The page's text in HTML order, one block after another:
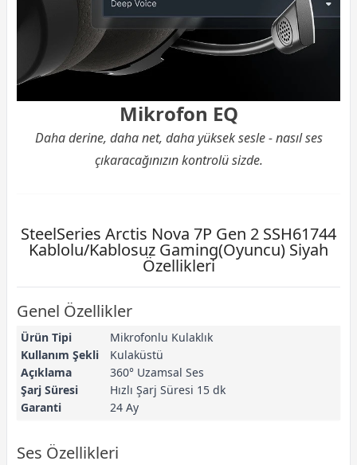
Mikrofon EQ
Daha derine, daha net, daha yüksek sesle - nasıl ses
çıkaracağınızın kontrolü sizde.
SteelSeries Arctis Nova 7P Gen 2 SSH61744
Kablolu/Kablosuz Gaming(Oyuncu) Siyah
Özellikleri
Genel Özellikler
Ürün Tipi
Mikrofonlu Kulaklık
Kullanım Şekli
Kulaküstü
Açıklama
360° Uzamsal Ses
Şarj Süresi
Hızlı Şarj Süresi 15 dk
Garanti
24 Ay
Ses Özellikleri